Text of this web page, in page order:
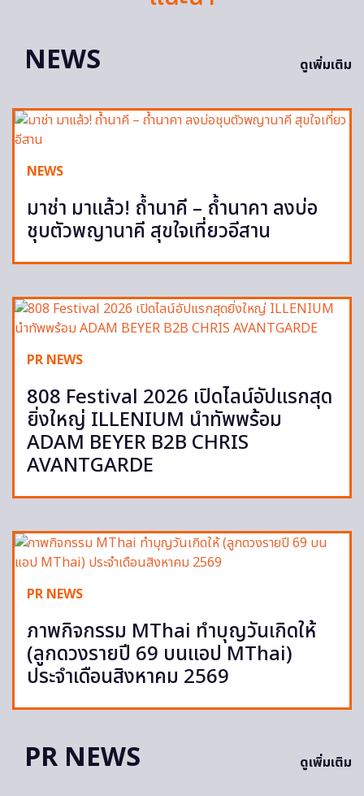
NEWS
ดูเพิ่มเติม
NEWS
มาช่า มาแล้ว! ถ้ำนาคี – ถ้ำนาคา ลงบ่อ
ชุบตัวพญานาคี สุขใจเที่ยวอีสาน
PR NEWS
808 Festival 2026 เปิดไลน์อัปแรกสุด
ยิ่งใหญ่ ILLENIUM นำทัพพร้อม
ADAM BEYER B2B CHRIS
AVANTGARDE
PR NEWS
ภาพกิจกรรม MThai ทำบุญวันเกิดให้
(ลูกดวงรายปี 69 บนแอป MThai)
ประจำเดือนสิงหาคม 2569
PR NEWS ดูเพิ่มเติม